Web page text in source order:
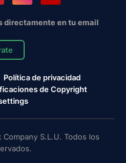
directamente en tu email
Política de privacidad
de Copyright
S.L.U. Todos los